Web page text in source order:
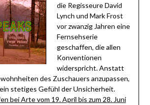
die Regisseure David
Lynch und Mark Frost
vor zwanzig Jahren eine
Fernsehserie
geschaffen, die allen
Konventionen
widerspricht. Anstatt
des Zuschauers anzupassen,
stetiges Gefühl der Unsicherheit.
bei Arte vom 19. April bis zum 28. Juni